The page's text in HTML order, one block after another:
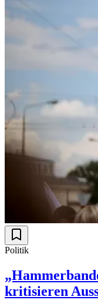
Politik
kritisieren